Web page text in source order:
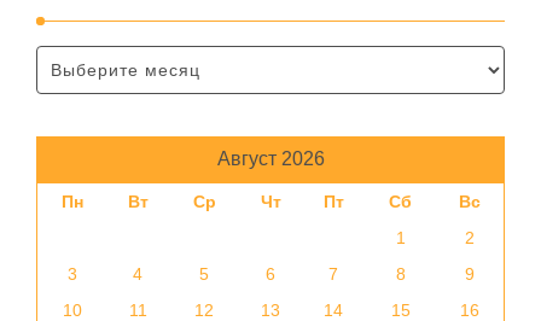
Август 2026
Пн Вт Ср Чт Пт Сб
Вс
1
2
3
4 5 6 7 8
9
10
11 12 13 14 15
16